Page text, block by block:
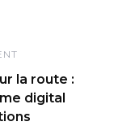
la route :
digital